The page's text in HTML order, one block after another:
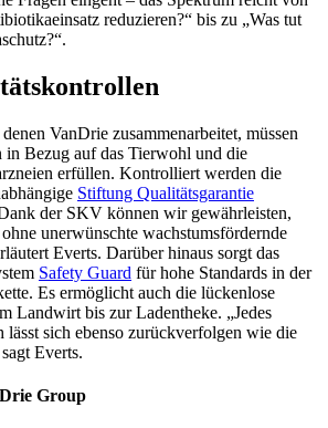
reduzieren?“ bis zu „Was tut
VanDrie zusammenarbeitet, müssen
in Bezug auf das Tierwohl und die
erfüllen. Kontrolliert werden die
Stiftung Qualitätsgarantie
der SKV können wir gewährleisten,
unerwünschte wachstumsfördernde
Everts. Darüber hinaus sorgt das
Safety Guard für hohe Standards in der
Es ermöglicht auch die lückenlose
Landwirt bis zur Ladentheke. „Jedes
lässt sich ebenso zurückverfolgen wie die
Everts.
Group